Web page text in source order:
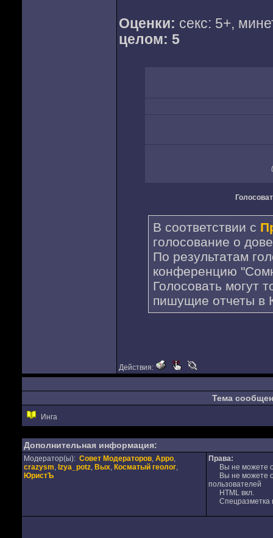
Оценки: секс: 5+,
целом: 5
В соответствии с
голосование о
По результатам
конференцию
Голосовать могут
пишущие отчеты в
Действия:
Тема
Инга
Дополнительная информация:
Модератор(ы): Совет Модераторов, Appo,
crazysm, Izya_potz, Вых, Косматый геолог,
ЮристЪ
Права:
Вы не можете
Вы не можете
пользователей
HTML вкл.
Спецразметка